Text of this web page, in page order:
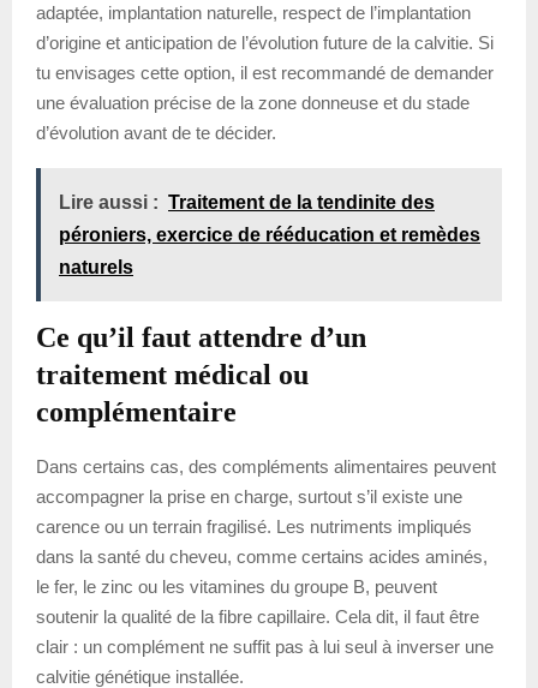
adaptée, implantation naturelle, respect de l’implantation
d’origine et anticipation de l’évolution future de la calvitie. Si
tu envisages cette option, il est recommandé de demander
une évaluation précise de la zone donneuse et du stade
d’évolution avant de te décider.
Lire aussi : Traitement de la tendinite des
péroniers, exercice de rééducation et remèdes
naturels
Ce qu’il faut attendre d’un
traitement médical ou
complémentaire
Dans certains cas, des compléments alimentaires peuvent
accompagner la prise en charge, surtout s’il existe une
carence ou un terrain fragilisé. Les nutriments impliqués
dans la santé du cheveu, comme certains acides aminés,
le fer, le zinc ou les vitamines du groupe B, peuvent
soutenir la qualité de la fibre capillaire. Cela dit, il faut être
clair : un complément ne suffit pas à lui seul à inverser une
calvitie génétique installée.